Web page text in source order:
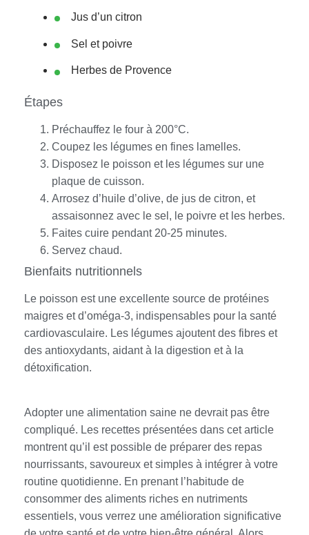
Jus d’un citron
Sel et poivre
Herbes de Provence
Étapes
Préchauffez le four à 200°C.
Coupez les légumes en fines lamelles.
Disposez le poisson et les légumes sur une
plaque de cuisson.
Arrosez d’huile d’olive, de jus de citron, et
assaisonnez avec le sel, le poivre et les herbes.
Faites cuire pendant 20-25 minutes.
Servez chaud.
Bienfaits nutritionnels
Le poisson est une excellente source de protéines
maigres et d’oméga-3, indispensables pour la santé
cardiovasculaire. Les légumes ajoutent des fibres et
des antioxydants, aidant à la digestion et à la
détoxification.
Adopter une alimentation saine ne devrait pas être
compliqué. Les recettes présentées dans cet article
montrent qu’il est possible de préparer des repas
nourrissants, savoureux et simples à intégrer à votre
routine quotidienne. En prenant l’habitude de
consommer des aliments riches en nutriments
essentiels, vous verrez une amélioration significative